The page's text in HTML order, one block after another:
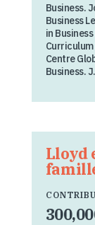
Business.
Business
in
Curriculum
Centre
Business.
Lloyd